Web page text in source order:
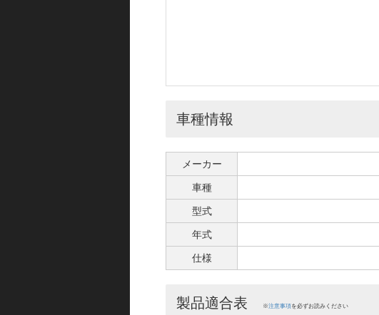
車種情報
メーカー
車種
型式
年式
仕様
製品適合表 ※注意事項を必ずお読みください